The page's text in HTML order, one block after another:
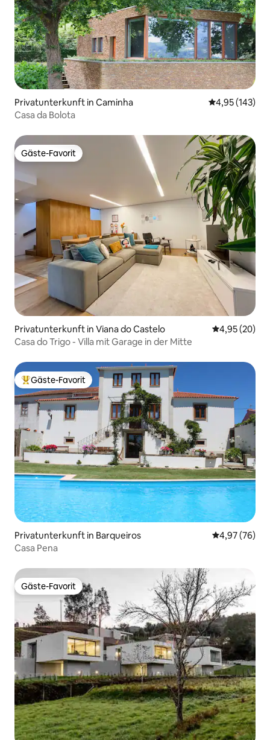
Privatunterkunft in Caminha
4,95 (143)
Casa da Bolota
Gäste-Favorit
Gäste-Favorit
Privatunterkunft in Viana do Castelo
4,95 (20)
Casa do Trigo - Villa mit Garage in der Mitte
Beliebter Gäste-Favorit.
Gäste-Favorit
Privatunterkunft in Barqueiros
4,97 (76)
Casa Pena
Gäste-Favorit
Gäste-Favorit